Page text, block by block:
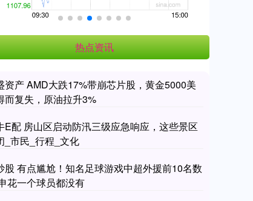
热点资讯
资产 AMD大跌17%带崩芯片股，黄金5000美
而复失，原油拉升3%
E配 房山区启动防汛三级应急响应，这些景区
_市民_行程_文化
股 有点尴尬！知名足球游戏中超外援前10名数
花一个球员都没有